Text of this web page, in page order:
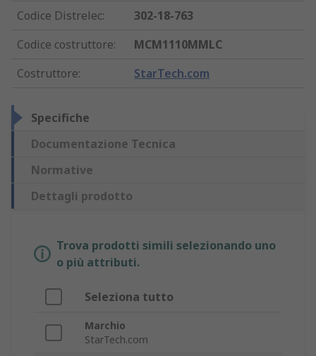
Codice Distrelec:
302-18-763
Codice costruttore:
MCM1110MMLC
Costruttore: StarTech.com
Specifiche
Documentazione Tecnica
Normative
Dettagli prodotto
Trova prodotti simili selezionando uno
o più attributi.
Seleziona tutto
Marchio
StarTech.com